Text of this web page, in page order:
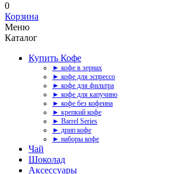
0
Корзина
Меню
Каталог
Купить Кофе
► кофе в зернах
► кофе для эспрессо
► кофе для фильтра
► кофе для капучино
► кофе без кофеина
► крепкий кофе
► Barrel Series
► дрип кофе
► наборы кофе
Чай
Шоколад
Аксессуары